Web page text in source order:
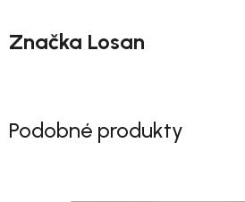
Značka Losan
Podobné produkty